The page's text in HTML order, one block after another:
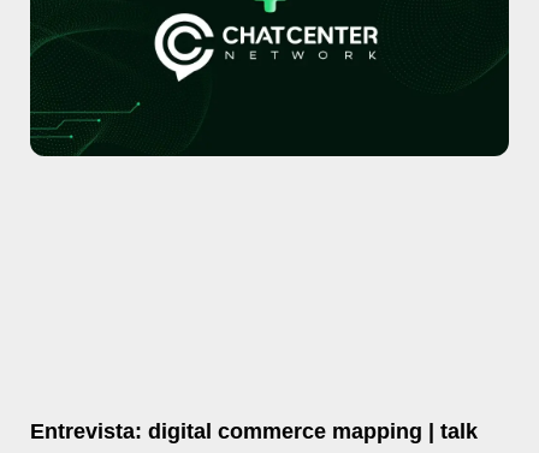
Entrevista: digital commerce mapping | talk